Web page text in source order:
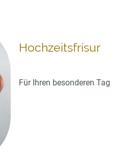
Hochzeitsfrisur
Für Ihren besonderen Tag